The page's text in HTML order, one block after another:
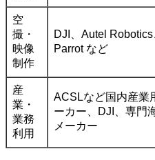
空
撮・
映像
制作
DJI、Autel Robotics
Parrot など
産
業・
業務
利用
ACSLなど国内産業
ーカー、DJI、専門
メーカー